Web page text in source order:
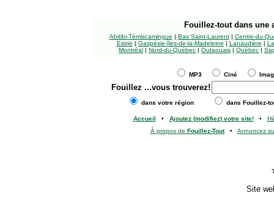
Fouillez-tout dans une
Abitibi-Témiscamingue | Bas Saint-Laurent| Centre-du-
Estrie | Gaspésie-Îles-de-la-Madeleine | Lanaudière |
Montréal | Nord-du-Québec | Outaouais | Québec |
MP3 Ciné
Fouillez ...vous trouverez!
dans votre région dans Fouillez-
Accueil • Ajoutez (modifiez) votre site!•
À propos de Fouillez-Tout• Annoncez
Site